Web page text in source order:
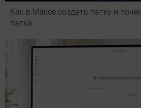
Как в Максе создать папку и
папка